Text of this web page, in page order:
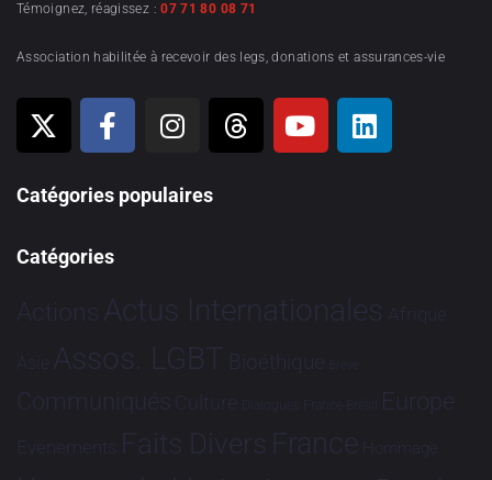
Témoignez, réagissez :07 71 80 08 71
Association habilitée à recevoir des legs, donations et assurances-vie
Catégories populaires
Catégories
Actions Actus Internationales Afrique
Asie Assos. LGBT Bioéthique Brève
Communiqués Culture Dialogues France-Brésil Europe
Evénements Faits Divers France Hommage